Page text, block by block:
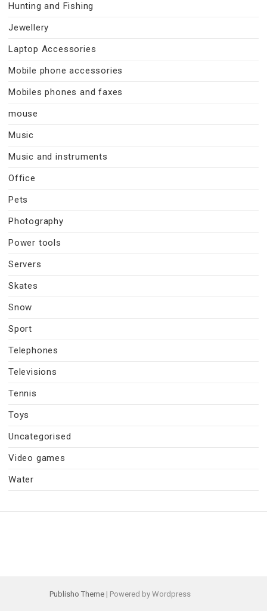
Hunting and Fishing
Jewellery
Laptop Accessories
Mobile phone accessories
Mobiles phones and faxes
mouse
Music
Music and instruments
Office
Pets
Photography
Power tools
Servers
Skates
Snow
Sport
Telephones
Televisions
Tennis
Toys
Uncategorised
Video games
Water
Publisho Theme | Powered by Wordpress